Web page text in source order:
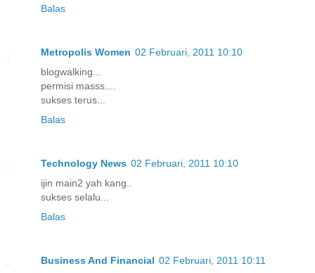
Balas
Metropolis Women 02 Februari, 2011 10:10
blogwalking...
permisi masss....
sukses terus...
Balas
Technology News 02 Februari, 2011 10:10
ijin main2 yah kang..
sukses selalu...
Balas
Business And Financial 02 Februari, 2011 10:11